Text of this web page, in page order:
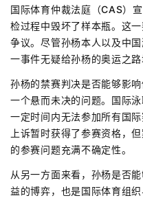
国际体育仲裁法庭（CAS）
检过程中毁坏了样本瓶。这
争议。尽管孙杨本人以及中
一事件无疑给孙杨的奥运之路
孙杨的禁赛判决是否能够影
一个悬而未决的问题。国际
一定时间内无法参加所有国
上诉暂时获得了参赛资格，
的参赛问题充满不确定性。
从另一方面来看，孙杨是否
益的博弈，也是国际体育组